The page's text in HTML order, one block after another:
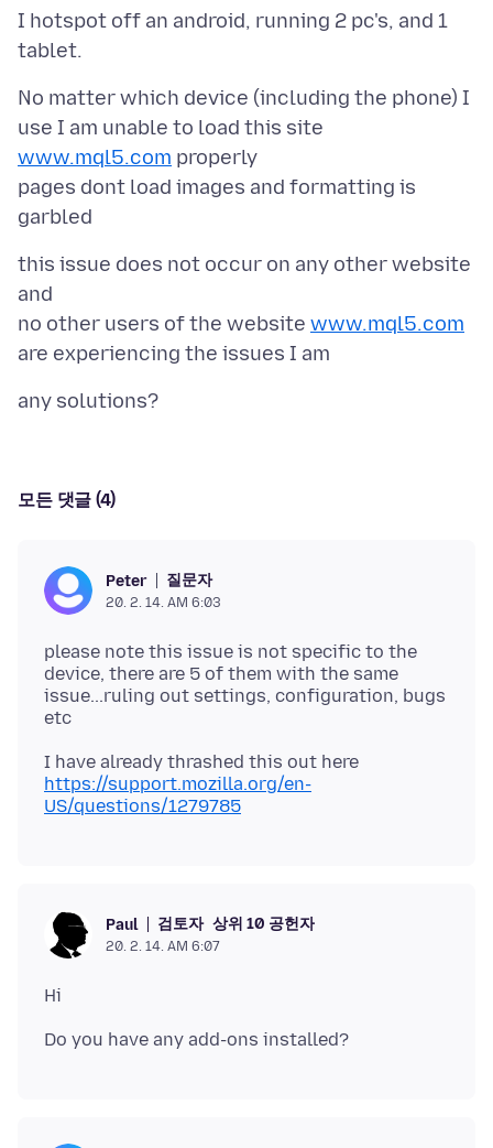
I hotspot off an android, running 2 pc's, and 1
No matter which device (including the phone) I
use I am unable to load this site
www.mql5.com properly
pages dont load images and formatting is
this issue does not occur on any other website
and
no other users of the website www.mql5.com
모든 댓글 (4)
Peter 질문자
20. 2. 14. AM 6:03
please note this issue is not specific to the
device, there are 5 of them with the same
issue...ruling out settings, configuration, bugs
https://support.mozilla.org/en-
US/questions/1279785
Paul 검토자 상위 10 공헌자
20. 2. 14. AM 6:07